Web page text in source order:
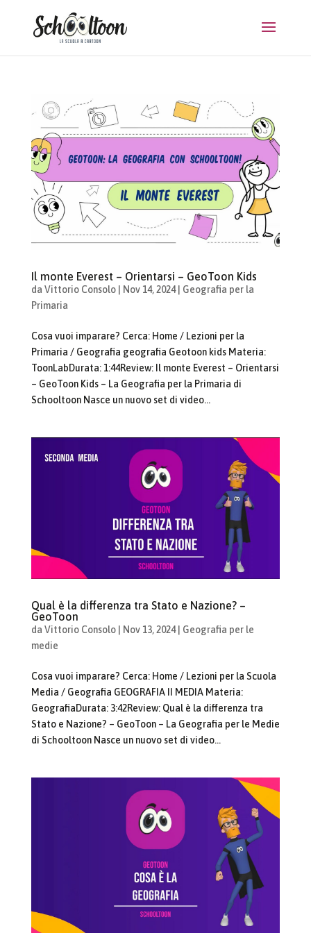
Il monte Everest – Orientarsi – GeoToon Kids
da Vittorio Consolo| Nov 14, 2024| Geografia per la
Primaria
Cosa vuoi imparare? Cerca: Home / Lezioni per la
Primaria / Geografia geografia Geotoon kids Materia:
ToonLabDurata: 1:44Review: Il monte Everest – Orientarsi
– GeoToon Kids – La Geografia per la Primaria di
Schooltoon Nasce un nuovo set di video...
Qual è la differenza tra Stato e Nazione? –
GeoToon
da Vittorio Consolo| Nov 13, 2024| Geografia per le
medie
Cosa vuoi imparare? Cerca: Home / Lezioni per la Scuola
Media / Geografia GEOGRAFIA II MEDIA Materia:
GeografiaDurata: 3:42Review: Qual è la differenza tra
Stato e Nazione? – GeoToon – La Geografia per le Medie
di Schooltoon Nasce un nuovo set di video...